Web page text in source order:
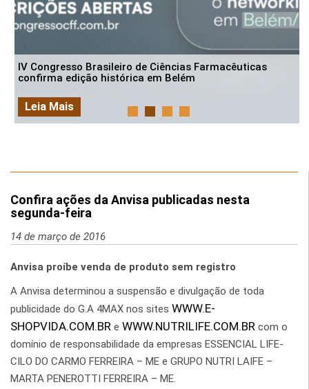
IV Congresso Brasileiro de Ciências Farmacêuticas
confirma edição histórica em Belém
Leia Mais
Confira ações da Anvisa publicadas nesta
segunda-feira
14 de março de 2016
Anvisa proíbe venda de produto sem registro
A Anvisa determinou a suspensão e divulgação de toda
publicidade do G.A 4MAX nos sites WWW.E-
SHOPVIDA.COM.BR e WWW.NUTRILIFE.COM.BR com o
domínio de responsabilidade da empresas ESSENCIAL LIFE-
CILO DO CARMO FERREIRA – ME e GRUPO NUTRI LAIFE –
MARTA PENEROTTI FERREIRA – ME.